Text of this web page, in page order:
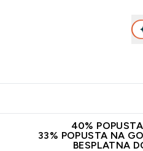
40%
33% POPUSTA NA
BESPLATNA